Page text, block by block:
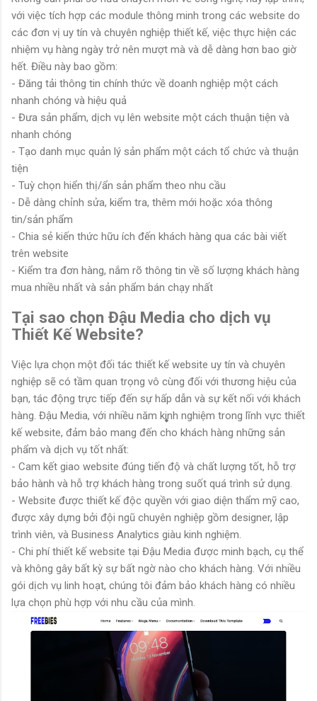
với việc tích hợp các module thông minh trong các website do
các đơn vị uy tín và chuyên nghiệp thiết kế, việc thực hiện các
nhiệm vụ hàng ngày trở nên mượt mà và dễ dàng hơn bao giờ
hết. Điều này bao gồm:
- Đăng tải thông tin chính thức về doanh nghiệp một cách
nhanh chóng và hiệu quả
- Đưa sản phẩm, dịch vụ lên website một cách thuận tiện và
nhanh chóng
- Tạo danh mục quản lý sản phẩm một cách tổ chức và thuận
tiện
- Tuỳ chọn hiển thị/ẩn sản phẩm theo nhu cầu
- Dễ dàng chỉnh sửa, kiểm tra, thêm mới hoặc xóa thông
tin/sản phẩm
- Chia sẻ kiến thức hữu ích đến khách hàng qua các bài viết
trên website
- Kiểm tra đơn hàng, nắm rõ thông tin về số lượng khách hàng
mua nhiều nhất và sản phẩm bán chạy nhất
Tại sao chọn Đậu Media cho dịch vụ
Thiết Kế Website?
Việc lựa chọn một đối tác thiết kế website uy tín và chuyên
nghiệp sẽ có tầm quan trọng vô cùng đối với thương hiệu của
bạn, tác động trực tiếp đến sự hấp dẫn và sự kết nối với khách
hàng. Đậu Media, với nhiều năm kinh nghiệm trong lĩnh vực thiết
kế website, đảm bảo mang đến cho khách hàng những sản
phẩm và dịch vụ tốt nhất:
- Cam kết giao website đúng tiến độ và chất lượng tốt, hỗ trợ
bảo hành và hỗ trợ khách hàng trong suốt quá trình sử dụng.
- Website được thiết kế độc quyền với giao diện thẩm mỹ cao,
được xây dựng bởi đội ngũ chuyên nghiệp gồm designer, lập
trình viên, và Business Analytics giàu kinh nghiệm.
- Chi phí thiết kế website tại Đậu Media được minh bạch, cụ thể
và không gây bất kỳ sự bất ngờ nào cho khách hàng. Với nhiều
gói dịch vụ linh hoạt, chúng tôi đảm bảo khách hàng có nhiều
lựa chọn phù hợp với nhu cầu của mình.